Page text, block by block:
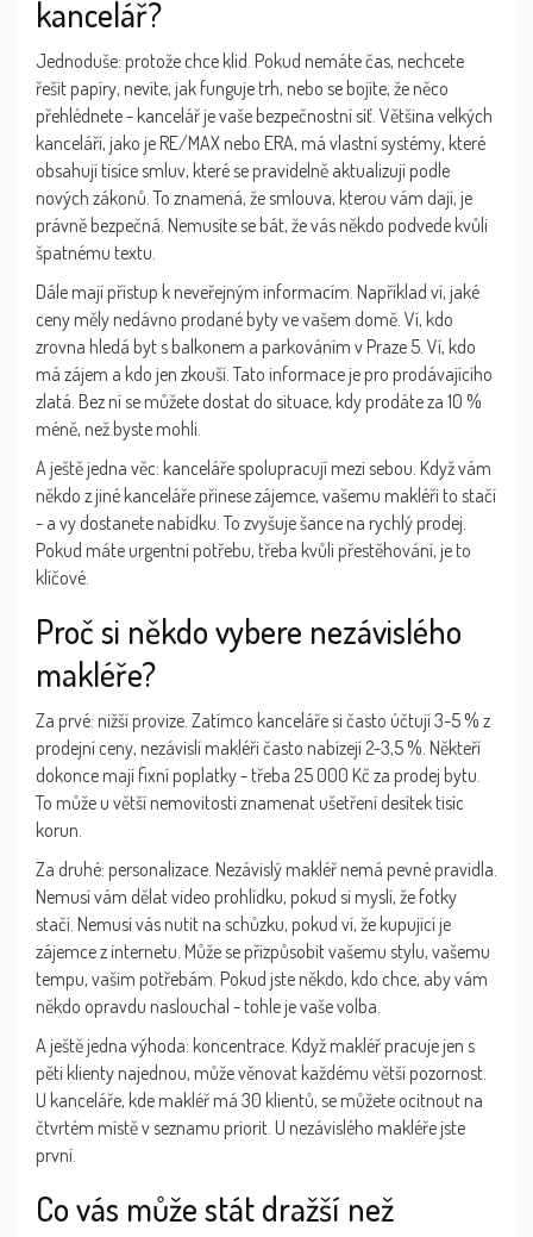
kancelář?
Jednoduše: protože chce klid. Pokud nemáte čas, nechcete
řešit papíry, nevíte, jak funguje trh, nebo se bojíte, že něco
přehlédnete - kancelář je vaše bezpečnostní síť. Většina velkých
kanceláří, jako je RE/MAX nebo ERA, má vlastní systémy, které
obsahují tisíce smluv, které se pravidelně aktualizují podle
nových zákonů. To znamená, že smlouva, kterou vám dají, je
právně bezpečná. Nemusíte se bát, že vás někdo podvede kvůli
špatnému textu.
Dále mají přístup k neveřejným informacím. Například ví, jaké
ceny měly nedávno prodané byty ve vašem domě. Ví, kdo
zrovna hledá byt s balkonem a parkováním v Praze 5. Ví, kdo
má zájem a kdo jen zkouší. Tato informace je pro prodávajícího
zlatá. Bez ní se můžete dostat do situace, kdy prodáte za 10 %
méně, než byste mohli.
A ještě jedna věc: kanceláře spolupracují mezi sebou. Když vám
někdo z jiné kanceláře přinese zájemce, vašemu makléři to stačí
- a vy dostanete nabídku. To zvyšuje šance na rychlý prodej.
Pokud máte urgentní potřebu, třeba kvůli přestěhování, je to
klíčové.
Proč si někdo vybere nezávislého
makléře?
Za prvé: nižší provize. Zatímco kanceláře si často účtují 3-5 % z
prodejní ceny, nezávislí makléři často nabízejí 2-3,5 %. Někteří
dokonce mají fixní poplatky - třeba 25 000 Kč za prodej bytu.
To může u větší nemovitosti znamenat ušetření desítek tisíc
korun.
Za druhé: personalizace. Nezávislý makléř nemá pevné pravidla.
Nemusí vám dělat video prohlídku, pokud si myslí, že fotky
stačí. Nemusí vás nutit na schůzku, pokud ví, že kupující je
zájemce z internetu. Může se přizpůsobit vašemu stylu, vašemu
tempu, vašim potřebám. Pokud jste někdo, kdo chce, aby vám
někdo opravdu naslouchal - tohle je vaše volba.
A ještě jedna výhoda: koncentrace. Když makléř pracuje jen s
pěti klienty najednou, může věnovat každému větší pozornost.
U kanceláře, kde makléř má 30 klientů, se můžete ocitnout na
čtvrtém místě v seznamu priorit. U nezávislého makléře jste
první.
Co vás může stát dražší než